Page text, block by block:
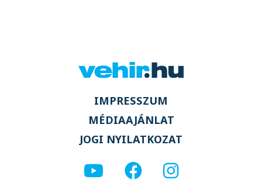
IMPRESSZUM
MÉDIAAJÁNLAT
JOGI NYILATKOZAT